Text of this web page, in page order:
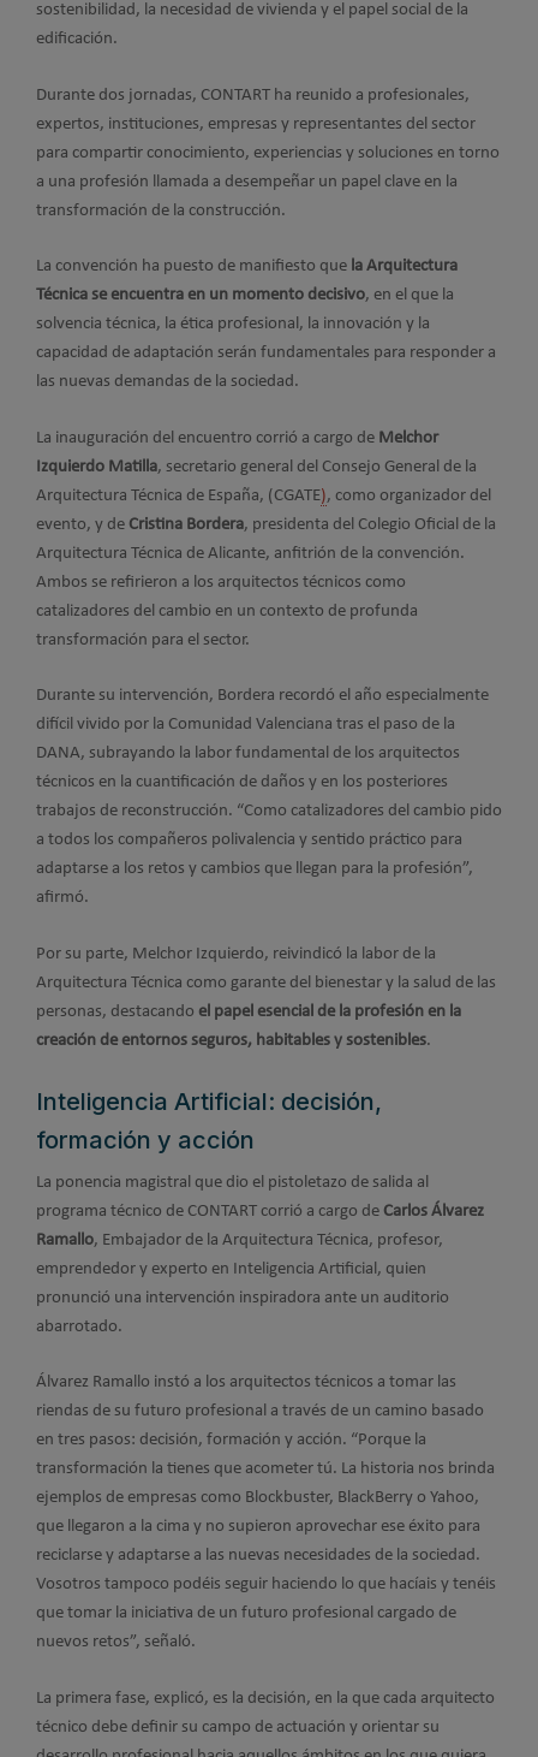
sostenibilidad, la necesidad de vivienda y el papel social de la
edificación.
Durante dos jornadas, CONTART ha reunido a profesionales,
expertos, instituciones, empresas y representantes del sector
para compartir conocimiento, experiencias y soluciones en torno
a una profesión llamada a desempeñar un papel clave en la
transformación de la construcción.
La convención ha puesto de manifiesto que la Arquitectura
Técnica se encuentra en un momento decisivo, en el que la
solvencia técnica, la ética profesional, la innovación y la
capacidad de adaptación serán fundamentales para responder a
las nuevas demandas de la sociedad.
La inauguración del encuentro corrió a cargo de Melchor
Izquierdo Matilla, secretario general del Consejo General de la
Arquitectura Técnica de España, (CGATE), como organizador del
evento, y de Cristina Bordera, presidenta del Colegio Oficial de la
Arquitectura Técnica de Alicante, anfitrión de la convención.
Ambos se refirieron a los arquitectos técnicos como
catalizadores del cambio en un contexto de profunda
transformación para el sector.
Durante su intervención, Bordera recordó el año especialmente
difícil vivido por la Comunidad Valenciana tras el paso de la
DANA, subrayando la labor fundamental de los arquitectos
técnicos en la cuantificación de daños y en los posteriores
trabajos de reconstrucción. “Como catalizadores del cambio pido
a todos los compañeros polivalencia y sentido práctico para
adaptarse a los retos y cambios que llegan para la profesión”,
afirmó.
Por su parte, Melchor Izquierdo, reivindicó la labor de la
Arquitectura Técnica como garante del bienestar y la salud de las
personas, destacando el papel esencial de la profesión en la
creación de entornos seguros, habitables y sostenibles.
Inteligencia Artificial: decisión,
formación y acción
La ponencia magistral que dio el pistoletazo de salida al
programa técnico de CONTART corrió a cargo de Carlos Álvarez
Ramallo, Embajador de la Arquitectura Técnica, profesor,
emprendedor y experto en Inteligencia Artificial, quien
pronunció una intervención inspiradora ante un auditorio
abarrotado.
Álvarez Ramallo instó a los arquitectos técnicos a tomar las
riendas de su futuro profesional a través de un camino basado
en tres pasos: decisión, formación y acción. “Porque la
transformación la tienes que acometer tú. La historia nos brinda
ejemplos de empresas como Blockbuster, BlackBerry o Yahoo,
que llegaron a la cima y no supieron aprovechar ese éxito para
reciclarse y adaptarse a las nuevas necesidades de la sociedad.
Vosotros tampoco podéis seguir haciendo lo que hacíais y tenéis
que tomar la iniciativa de un futuro profesional cargado de
nuevos retos”, señaló.
La primera fase, explicó, es la decisión, en la que cada arquitecto
técnico debe definir su campo de actuación y orientar su